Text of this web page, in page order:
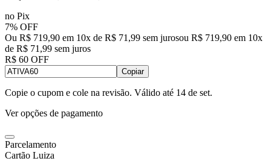
no Pix
7% OFF
Ou R$ 719,90 em 10x de R$ 71,99 sem jurosou R$ 719,90 em 10x
de R$ 71,99 sem juros
R$ 60 OFF
Copiar
Copie o cupom e cole na revisão. Válido até 14 de set.
Ver opções de pagamento
Parcelamento
Cartão Luiza